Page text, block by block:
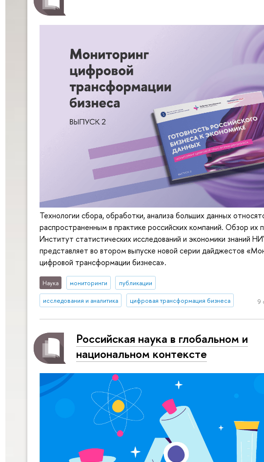
Технологии сбора, обработки, анализа больших данных
распространенным в практике российских компаний. Обзор их
Институт статистических исследований и экономики знаний
представляет во втором выпуске новой серии дайджестов
цифровой трансформации бизнеса».
Наука мониторинги публикации
исследования и аналитика цифровая трансформация бизнеса 9
Российская наука в глобальном и
национальном контексте